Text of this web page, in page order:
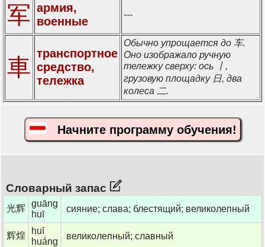
军 армия,
военные
---
車
транспортное
средство,
тележка
Обычно упрощается до 车.
Оно изображало ручную
тележку сверху: ось 丨,
грузовую площадку 日, два
колеса 二.
Начните программу обучения!
Словарный запас
光辉
guāng
huī
сияние; слава; блестящий; великолепный
辉煌
huī
huáng
великолепный; славный